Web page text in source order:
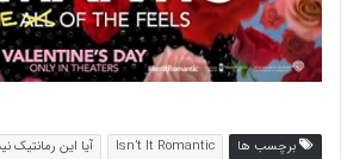
برچسب ها Isn’t It Romantic
آیا این رمانتیک